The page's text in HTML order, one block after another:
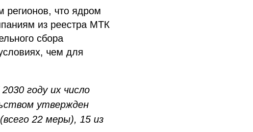
регионов, что ядром
из реестра МТК
сбора
чем для
году их число
утвержден
22 меры), 15 из